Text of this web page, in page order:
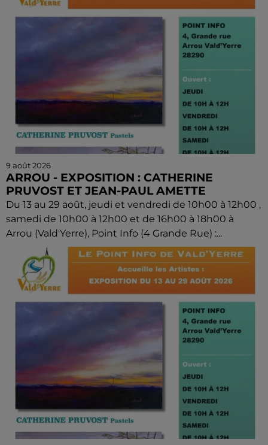
9 août 2026
ARROU - EXPOSITION : CATHERINE
PRUVOST ET JEAN-PAUL AMETTE
Du 13 au 29 août, jeudi et vendredi de 10h00 à 12h00 ,
samedi de 10h00 à 12h00 et de 16h00 à 18h00 à
Arrou (Vald'Yerre), Point Info (4 Grande Rue) :...